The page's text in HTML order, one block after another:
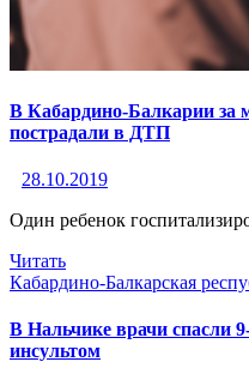
В Кабардино-Балкарии за
пострадали в ДТП
28.10.2019
Один ребенок
Читать
Кабардино-Балкарская
В Нальчике врачи спасли
инсультом